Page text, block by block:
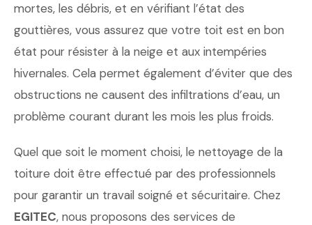
mortes, les débris, et en vérifiant l’état des
gouttières, vous assurez que votre toit est en bon
état pour résister à la neige et aux intempéries
hivernales. Cela permet également d’éviter que des
obstructions ne causent des infiltrations d’eau, un
problème courant durant les mois les plus froids.
Quel que soit le moment choisi, le nettoyage de la
toiture doit être effectué par des professionnels
pour garantir un travail soigné et sécuritaire. Chez
EGITEC, nous proposons des services de